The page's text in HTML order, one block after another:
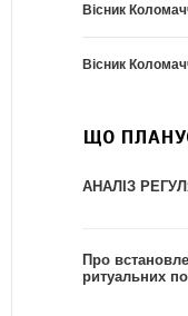
Вісник
Вісник
ЩО
АНАЛІЗ
Про
ритуальних